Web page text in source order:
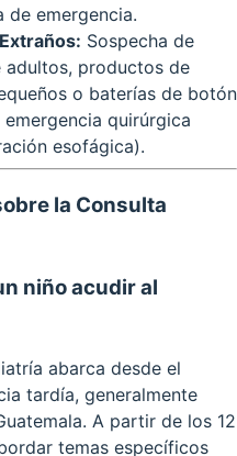
de emergencia.
Sospecha de
adultos, productos de
o baterías de botón
quirúrgica
esofágica).
la Consulta
niño acudir al
abarca desde el
tardía, generalmente
A partir de los 12
temas específicos